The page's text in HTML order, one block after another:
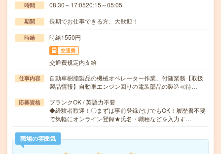
時間 08:30～17:0520:15～05:05
期間 長期でお仕事できる方、大歓迎！
時給 時給1550円
交通費
交通費規定内支給
仕事内容
自動車樹脂製品の機械オペレーター作業、付随業務【取扱
製品情報】自動車エンジン回りの電装部品の製造≪待…
応募資格
ブランクOK / 英語力不要
◆経験者歓迎！〇まずは事前登録だけでもOK！履歴書不要
で気軽にオンライン登録★氏名・職種などを入力す…
職場の雰囲気